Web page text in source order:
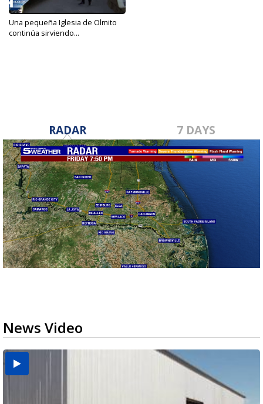
Una pequeña Iglesia de Olmito
continúa sirviendo...
RADAR 7 DAYS
News Video